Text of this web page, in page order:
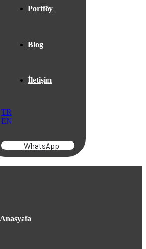
Portföy
Blog
İletişim
TR
EN
WhatsApp
Anasyafa